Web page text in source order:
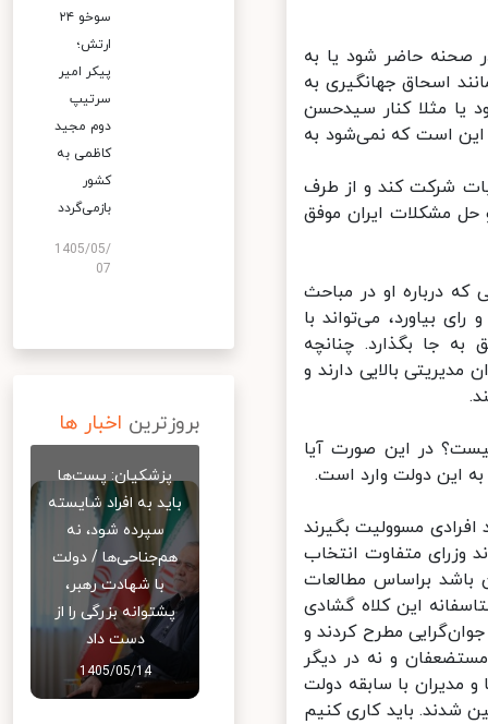
صحنه حاضر شود یا به
اسحاق جهانگیری به
مثلا کنار سیدحسن
است که نمی‌شود به
شرکت کند و از طرف
مشکلات ایران موفق
درباره او در مباحث
بیاورد، می‌تواند با
‌جا بگذارد. چنانچه
بالایی دارند و
تکرار 8 ساله گذشته نیست؟ در این صورت آیا
این دولت وارد است.
مسوولیت بگیرند
وزرای متفاوت انتخاب
باشد براساس مطالعات
عالی بین 50 تا 70 سال است. متاسفانه این کلاه گشادی
مطرح کردند و
و نه در دیگر
با سابقه دولت
شدند. باید کاری کنیم
سوخو ۲۴
ارتش؛
پیکر امیر
سرتیپ
دوم مجید
کاظمی به
کشور
بازمی‌گردد
1405/05/
07
بروزترین اخبار ها
پزشکیان: پست‌ها
باید به افراد شایسته
سپرده شود، نه
هم‌جناحی‌ها / دولت
با شهادت رهبر،
پشتوانه بزرگی را از
دست داد
1405/05/14